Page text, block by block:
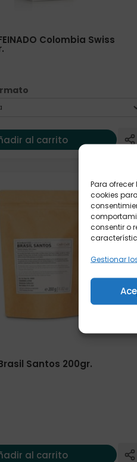
Para
cookies
consentir o
Gestionar
Colombia Swiss
al carrito
Santos 200gr.
al carrito